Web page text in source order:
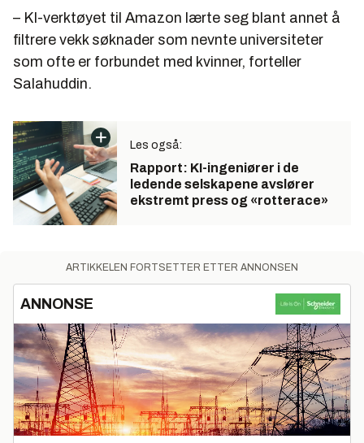
– KI-verktøyet til Amazon lærte seg blant annet å
filtrere vekk søknader som nevnte universiteter
som ofte er forbundet med kvinner, forteller
Salahuddin.
Les også:
Rapport: KI-ingeniører i de
ledende selskapene avslører
ekstremt press og «rotterace»
ARTIKKELEN FORTSETTER ETTER ANNONSEN
ANNONSE